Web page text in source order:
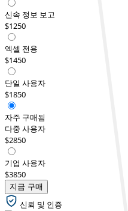
신속 정보 보고
$1250
엑셀 전용
$1450
단일 사용자
$1850
자주 구매됨
다중 사용자
$2850
기업 사용자
$3850
지금 구매
신뢰 및 인증